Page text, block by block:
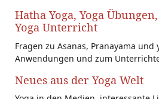
Hatha Yoga, Yoga
Yoga Unterricht
Fragen zu Asanas, Pranayama
Anwendungen und zum
Neues aus der Yoga Welt